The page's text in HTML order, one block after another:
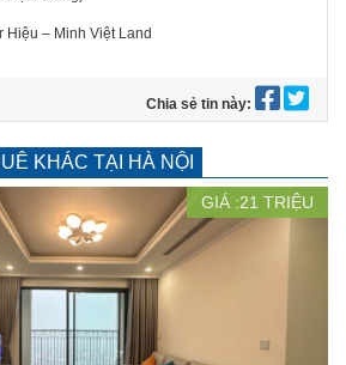
Hiệu – Minh Việt Land
Chia sẻ tin này:
KHÁC TẠI HÀ NỘI
GIÁ :21 TRIỆU